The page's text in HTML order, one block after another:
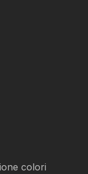
colori